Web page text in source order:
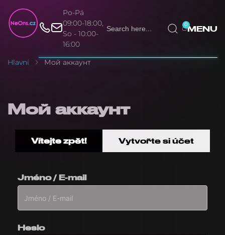
Po-Pá
09:00-18:00,
So - 10:00-
16:00
for:
Search Button
0MENU
Hlavní Мой аккаунт
Мой аккаунт
Vítejte zpět! Vytvořte si účet
Jméno / E-mail
Heslo